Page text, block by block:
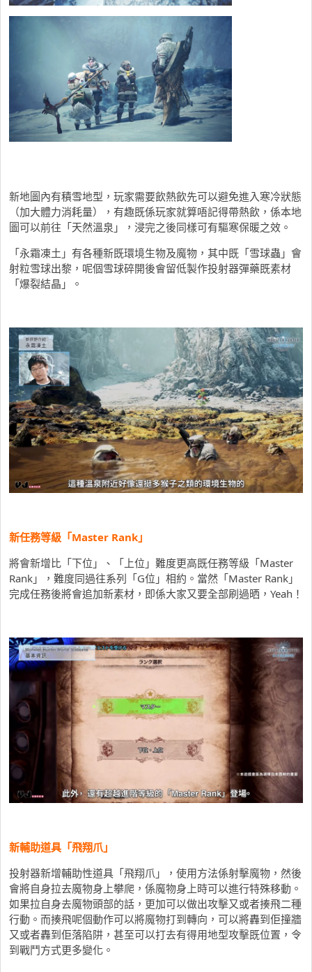
新地圖內有積雪地型，玩家需要飲熱飲先可以避免進入寒冷狀態
（加大體力消耗量），有趣既係玩家就算唔記得帶熱飲，係本地
圖可以前往「天然溫泉」，浸完之後同樣可有驅寒保暖之效。
「永霜凍土」有各種新既環境生物及魔物，其中既「雪球蟲」會
射粒雪球出黎，呢個雪球碎開後會留低製作投射器彈藥既素材
「爆裂結晶」。
新任務等級「Master Rank」
將會新增比「下位」、「上位」難度更高既任務等級「Master
Rank」，難度同過往系列「G位」相約。當然「Master Rank」
完成任務後將會追加新素材，即係大家又要全部刷過晒，Yeah！
新輔助道具「飛翔爪」
投射器新增輔助性道具「飛翔爪」，使用方法係射擊魔物，然後
會將自身拉去魔物身上攀爬，係魔物身上時可以進行特殊移動。
如果拉自身去魔物頭部的話，更加可以做出攻擊又或者揍飛二種
行動。而揍飛呢個動作可以將魔物打到轉向，可以將轟到佢撞牆
又或者轟到佢落陷阱，甚至可以打去有得用地型攻擊既位置，令
到戰鬥方式更多變化。